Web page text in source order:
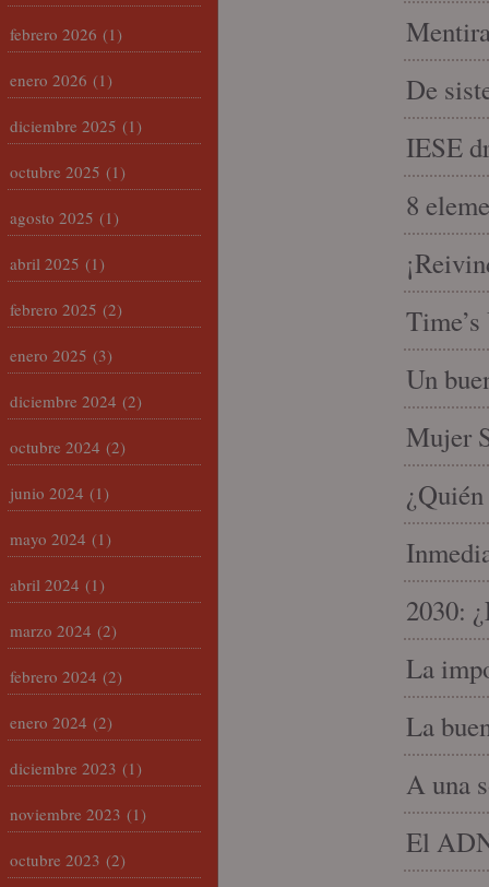
De
IESE
8
Un
Mujer
2030:
La
La
A una
El
febrero 2026 (1)
enero 2026 (1)
diciembre 2025 (1)
octubre 2025 (1)
agosto 2025 (1)
abril 2025 (1)
febrero 2025 (2)
enero 2025 (3)
diciembre 2024 (2)
octubre 2024 (2)
junio 2024 (1)
mayo 2024 (1)
abril 2024 (1)
marzo 2024 (2)
febrero 2024 (2)
enero 2024 (2)
diciembre 2023 (1)
noviembre 2023 (1)
octubre 2023 (2)